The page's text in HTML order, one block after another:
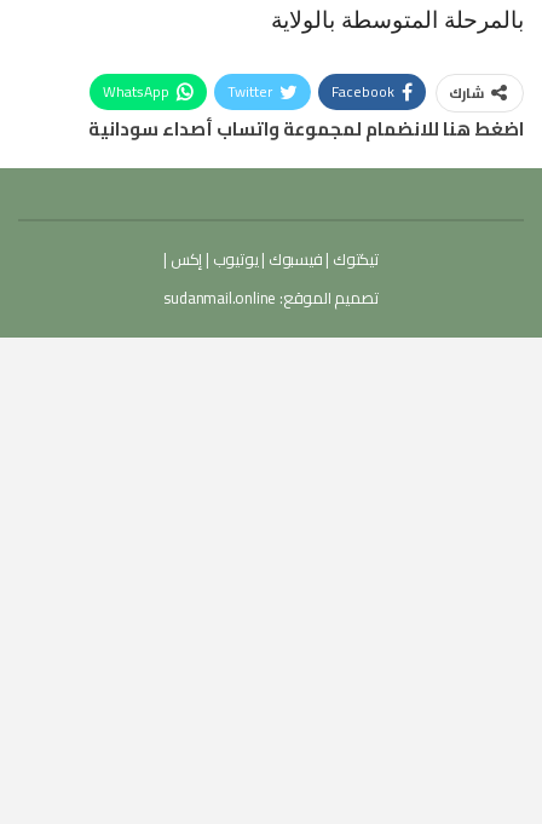
بالمرحلة المتوسطة بالولاية
شارك Facebook
Twitter
WhatsApp
اضغط هنا للانضمام لمجموعة واتساب أصداء سودانية
تيكتوك |فيسبوك |يوتيوب | إكس |
تصميم الموقع: sudanmail.online